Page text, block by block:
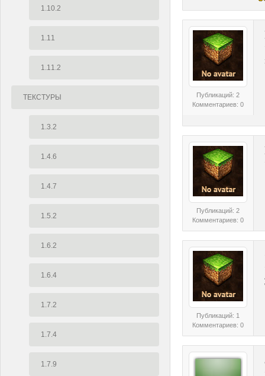
1.10.2
1.11
1.11.2
ТЕКСТУРЫ
1.3.2
1.4.6
1.4.7
1.5.2
1.6.2
1.6.4
1.7.2
1.7.4
1.7.9
Публикаций: 2
Комментариев: 0
Публикаций: 2
Комментариев: 0
Публикаций: 1
Комментариев: 0